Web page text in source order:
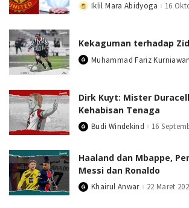
PostedIklil Mara Abidyoga 16
Kekaguman terhadap
PostedMuhammad Fariz Kurniawan
Dirk Kuyt: Mister
Kehabisan Tenaga
PostedBudi Windekind 16
Haaland dan Mbappe,
Messi dan Ronaldo
PostedKhairul Anwar 22 Maret